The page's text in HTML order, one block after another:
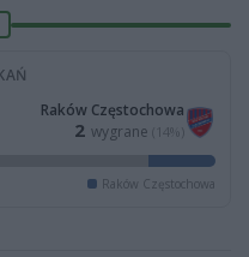
Raków Częstochowa
2 wygrane (14%)
Raków Częstochowa